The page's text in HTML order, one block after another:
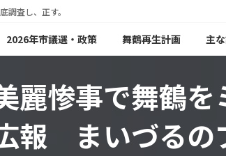
調査し、正す。
2026年市議選・政策 舞鶴再生計画 主
麗惨事で舞鶴
まいづるの